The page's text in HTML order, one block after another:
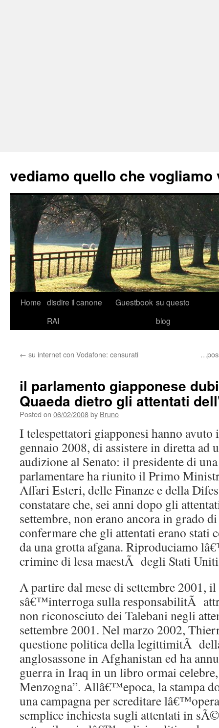
vediamo quello che vogliamo
Skip
Home disdire il canone
RAI
Guestbook su questo
blog
← su internet con Vodafone: censurati
il parlamento giapponese
Quaeda dietro gli attentati
Posted on 06/02/2008by Bruno
I telespettatori giapponesi hanno
gennaio 2008, di assistere in diretta ad
audizione al Senato: il presidente di
parlamentare ha riunito il Primo
Affari Esteri, delle Finanze e della
constatare che, sei anni dopo gli
settembre, non erano ancora in grado
confermare che gli attentati erano stati
da una grotta afgana. Riproduciamo
crimine di lesa maestÃ degli Stati
A partire dal mese di settembre 2001,
sâ€™interroga sulla responsabilitÃ
non riconosciuto dei Talebani negli
settembre 2001. Nel marzo 2002,
questione politica della legittimitÃ
anglosassone in Afghanistan ed ha
guerra in Iraq in un libro ormai
Menzogna”. Allâ€™epoca, la stampa
una campagna per screditare
semplice inchiesta sugli attentati in sÃ©